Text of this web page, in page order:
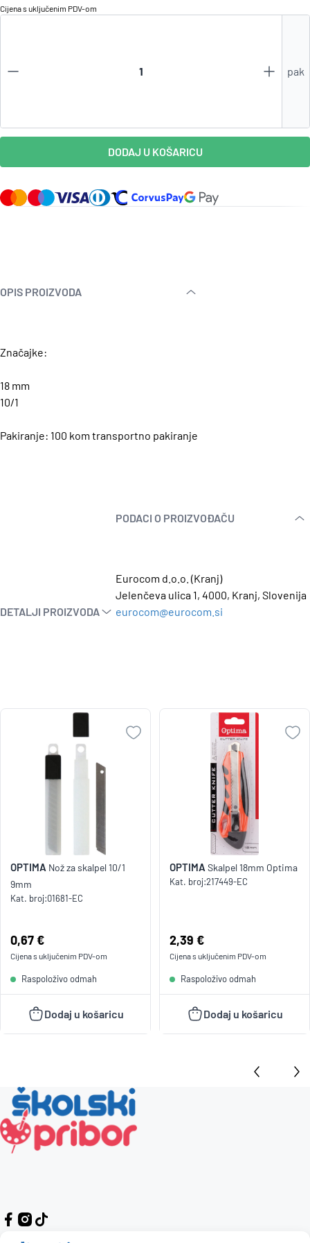
OPIS PROIZVODA
Značajke:
18 mm
10/1
Pakiranje: 100 kom transportno pakiranje
DETALJI PROIZVODA
PODACI O PROIZVOĐAČU
Eurocom d.o.o. (Kranj)
Jelenčeva ulica 1, 4000, Kranj, Slovenija
eurocom@eurocom.si
Cijena s uključenim PDV-om
pak
DODAJ U KOŠARICU
OPTIMA Nož za skalpel 10/1
9mm
Kat. broj:01681-EC
Cijena:
0,67 €
Cijena s uključenim PDV-om
Raspoloživo odmah
Dodaj u košaricu
OPTIMA Skalpel 18mm Optima
Kat. broj:217449-EC
Cijena:
2,39 €
Cijena s uključenim PDV-om
Raspoloživo odmah
Dodaj u košaricu